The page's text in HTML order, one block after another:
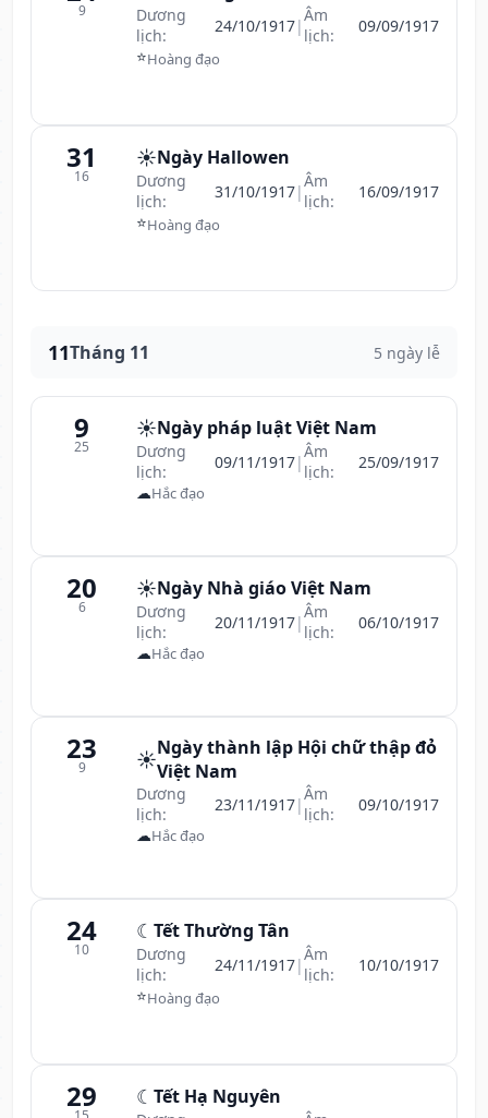
9
Dương
lịch:
24/10/1917|Âm
lịch:
09/09/1917
⭐Hoàng đạo
31
16
☀️Ngày Hallowen
Dương
lịch:
31/10/1917|Âm
lịch:
16/09/1917
⭐Hoàng đạo
11Tháng 11 5 ngày lễ
9
25
☀️Ngày pháp luật Việt Nam
Dương
lịch:
09/11/1917|Âm
lịch:
25/09/1917
☁Hắc đạo
20
6
☀️Ngày Nhà giáo Việt Nam
Dương
lịch:
20/11/1917|Âm
lịch:
06/10/1917
☁Hắc đạo
23
9 ☀️Ngày thành lập Hội chữ thập đỏ
Việt Nam
Dương
lịch:
23/11/1917|Âm
lịch:
09/10/1917
☁Hắc đạo
24
10
☾ Tết Thường Tân
Dương
lịch:
24/11/1917|Âm
lịch:
10/10/1917
⭐Hoàng đạo
29 ☾ Tết Hạ Nguyên